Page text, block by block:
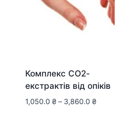
Комплекс СО2-
екстрактів від опіків
1,050.0 ₴ – 3,860.0 ₴